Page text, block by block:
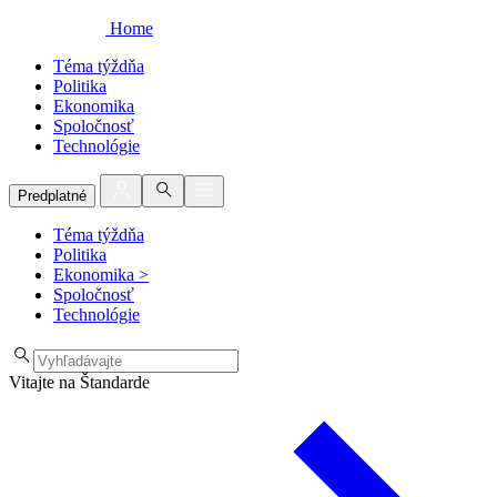
Home
Téma týždňa
Politika
Ekonomika
Spoločnosť
Technológie
Predplatné
Téma týždňa
Politika
Ekonomika >
Spoločnosť
Technológie
Vitajte na Štandarde